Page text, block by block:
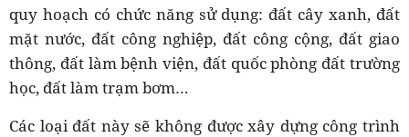
quy hoạch có chức năng sử dụng: đất cây xanh, đất
mặt nước, đất công nghiệp, đất công cộng, đất giao
thông, đất làm bệnh viện, đất quốc phòng đất trường
học, đất làm trạm bơm…
Các loại đất này sẽ không được xây dựng công trình